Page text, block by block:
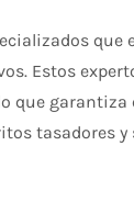
que
Estos
que
tasadores y